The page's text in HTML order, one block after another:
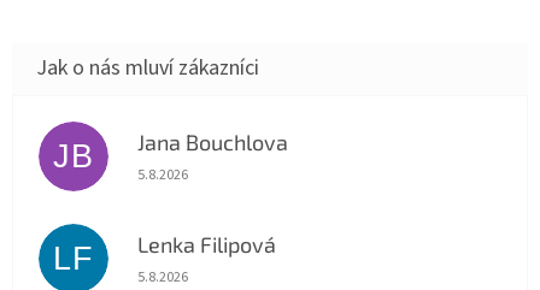
JB Jana Bouchlova
Hodnocení obchodu je 5 z 5 hvězdiček.
5.8.2026
LF Lenka Filipová
Hodnocení obchodu je 5 z 5 hvězdiček.
5.8.2026